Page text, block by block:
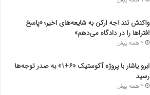
واکنش تند اجه ارکن به شایعه‌های اخیر؛ «پاسخ
افتراها را در دادگاه می‌دهم»
2 هفته پیش
ابرو یاشار با پروژه آکوستیک «۶+۱» به صدر توجه‌ها
رسید
2 هفته پیش